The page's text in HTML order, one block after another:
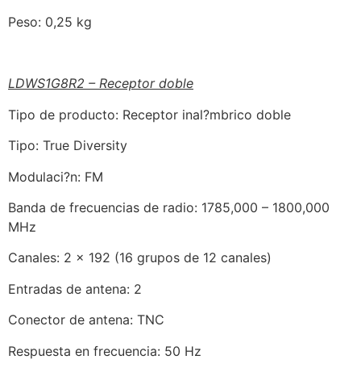
Peso: 0,25 kg
LDWS1G8R2 – Receptor doble
Tipo de producto: Receptor inal?mbrico doble
Tipo: True Diversity
Modulaci?n: FM
Banda de frecuencias de radio: 1785,000 – 1800,000
MHz
Canales: 2 x 192 (16 grupos de 12 canales)
Entradas de antena: 2
Conector de antena: TNC
Respuesta en frecuencia: 50 Hz